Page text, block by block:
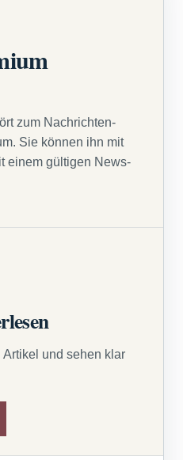
zum Nachrichten-
Sie können ihn mit
einem gültigen News-
und sehen klar